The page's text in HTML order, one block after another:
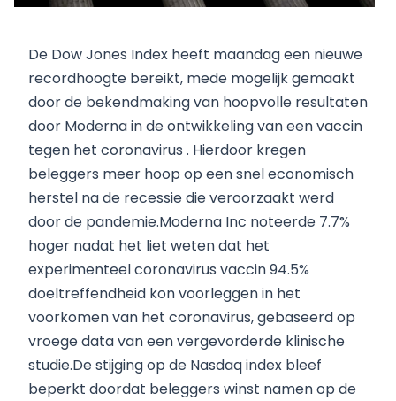
De Dow Jones Index heeft maandag een nieuwe
recordhoogte bereikt, mede mogelijk gemaakt
door de bekendmaking van hoopvolle resultaten
door Moderna in de ontwikkeling van een vaccin
tegen het coronavirus . Hierdoor kregen
beleggers meer hoop op een snel economisch
herstel na de recessie die veroorzaakt werd
door de pandemie.Moderna Inc noteerde 7.7%
hoger nadat het liet weten dat het
experimenteel coronavirus vaccin 94.5%
doeltreffendheid kon voorleggen in het
voorkomen van het coronavirus, gebaseerd op
vroege data van een vergevorderde klinische
studie.De stijging op de Nasdaq index bleef
beperkt doordat beleggers winst namen op de